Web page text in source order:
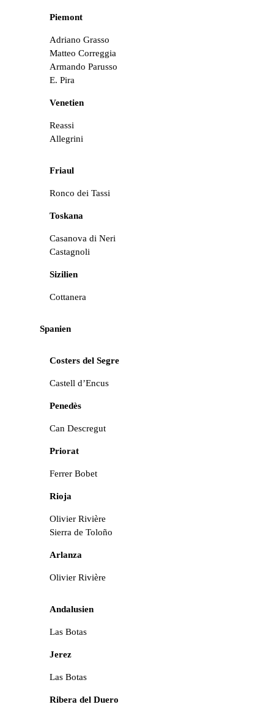
Piemont
Adriano Grasso
Matteo Correggia
Armando Parusso
E. Pira
Venetien
Reassi
Allegrini
Friaul
Ronco dei Tassi
Toskana
Casanova di Neri
Castagnoli
Sizilien
Cottanera
Spanien
Costers del Segre
Castell d’Encus
Penedès
Can Descregut
Priorat
Ferrer Bobet
Rioja
Olivier Rivière
Sierra de Toloño
Arlanza
Olivier Rivière
Andalusien
Las Botas
Jerez
Las Botas
Ribera del Duero